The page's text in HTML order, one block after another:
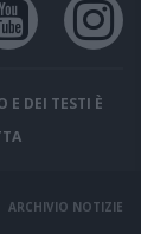
E DEI TESTI È
ARCHIVIO NOTIZIE